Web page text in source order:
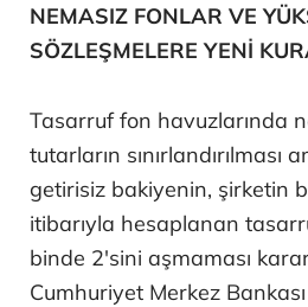
NEMASIZ FONLAR VE
SÖZLEŞMELERE YENİ
Tasarruf fon havuzlarında
tutarların sınırlandırılması
getirisiz bakiyenin, şirketin
itibarıyla hesaplanan
binde 2'sini aşmaması
Cumhuriyet Merkez